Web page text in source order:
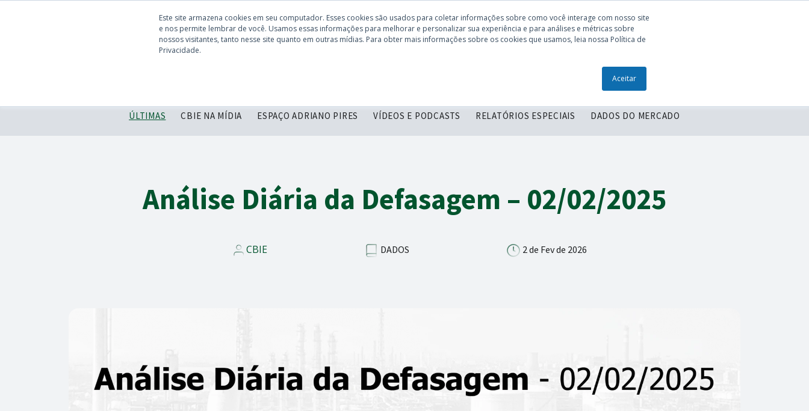
Este site armazena cookies em seu computador. Esses cookies são usados para coletar informações sobre como você interage com nosso site
e nos permite lembrar de você. Usamos essas informações para melhorar e personalizar sua experiência e para análises e métricas sobre
nossos visitantes, tanto nesse site quanto em outras mídias. Para obter mais informações sobre os cookies que usamos, leia nossa Política de
Privacidade.
Aceitar
ÚLTIMAS CBIE NA MÍDIA ESPAÇO ADRIANO PIRES VÍDEOS E PODCASTS RELATÓRIOS ESPECIAIS DADOS DO MERCADO
Análise Diária da Defasagem – 02/02/2025
CBIE DADOS 2 de Fev de 2026